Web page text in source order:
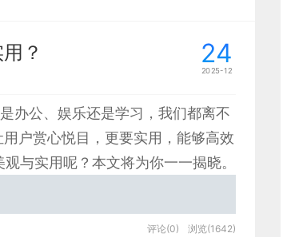
24
2025-12
？
办公、娱乐还是学习，我们都离不
户赏心悦目，更要实用，能够高效
与实用呢？本文将为你一一揭晓。
评论(0) 浏览(1642)